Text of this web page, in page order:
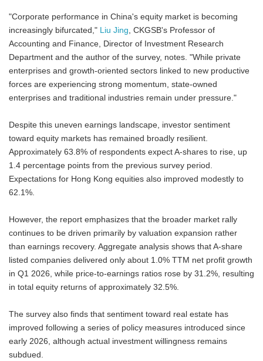
"Corporate performance in China's equity market is becoming
increasingly bifurcated," Liu Jing, CKGSB's Professor of
Accounting and Finance, Director of Investment Research
Department and the author of the survey, notes. "While private
enterprises and growth-oriented sectors linked to new productive
forces are experiencing strong momentum, state-owned
enterprises and traditional industries remain under pressure."
Despite this uneven earnings landscape, investor sentiment
toward equity markets has remained broadly resilient.
Approximately 63.8% of respondents expect A-shares to rise, up
1.4 percentage points from the previous survey period.
Expectations for Hong Kong equities also improved modestly to
62.1%.
However, the report emphasizes that the broader market rally
continues to be driven primarily by valuation expansion rather
than earnings recovery. Aggregate analysis shows that A-share
listed companies delivered only about 1.0% TTM net profit growth
in Q1 2026, while price-to-earnings ratios rose by 31.2%, resulting
in total equity returns of approximately 32.5%.
The survey also finds that sentiment toward real estate has
improved following a series of policy measures introduced since
early 2026, although actual investment willingness remains
subdued.